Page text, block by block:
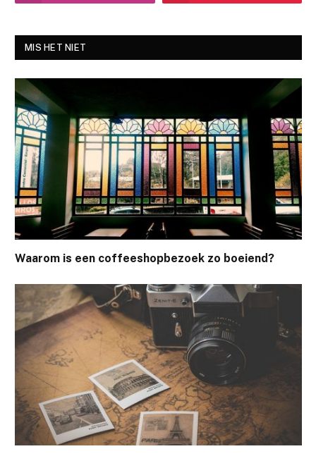
MIS HET NIET
Waarom is een coffeeshopbezoek zo boeiend?